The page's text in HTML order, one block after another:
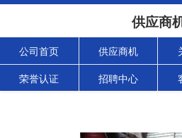
供应商
公司首页 供应商机
荣誉认证 招聘中心